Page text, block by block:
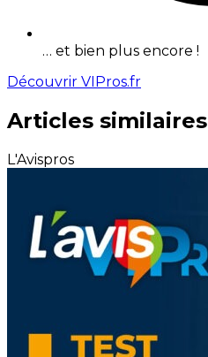
… et bien plus encore !
Découvrir VIPros.fr
Articles similaires
L'Avispros